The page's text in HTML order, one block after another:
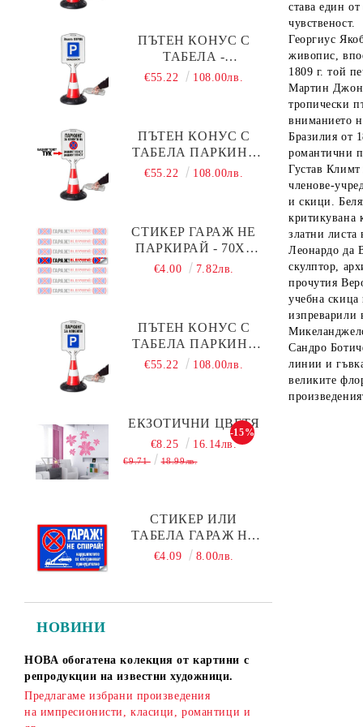
Транспортни средства
Спортни
Музикални
Забавни
Цветни стикери
РАЗПРОДАЖБА на стикери - 40%
SWAROVSKI®ELEMENTS
С твой текст
ПЪТЕН КОНУС С
ТАБЕЛА -
ПАРКОМЯСТО (С
€55.22 108.00лв.
ПЪТЕН КОНУС С
ТАБЕЛА ПАРКИНГ
ЗА КЛИЕНТИ С ВАШ
€55.22 108.00лв.
СТИКЕР ГАРАЖ НЕ
ПАРКИРАЙ - 70Х6
СМ
€4.00 7.82лв.
ПЪТЕН КОНУС С
ТАБЕЛА ПАРКИНГ
ЗА КЛИЕНТИ
€55.22 108.00лв.
ЕКЗОТИЧНИ ЦВЕТЯ
-15%
€8.25 16.14лв.
€9.71 18.99лв.
СТИКЕР ИЛИ
ТАБЕЛА ГАРАЖ НЕ
СПИРАЙ! - 30Х19 СМ
€4.09 8.00лв.
НОВИНИ
НОВА обогатена колекция от картини с
репродукции на известни художници.
Предлагаме избрани произведения
на импресионисти, класици, романтици и
става един
чувственост.
Георгиус
живопис,
1809 г. той
Мартин
тропически
вниманието
Бразилия от
романтични
Густав
членове-
и скици.
критикувана
златни листа
Леонардо да
скулптор,
прочутия
учебна
изпреварили
Сандро
линии и
великите